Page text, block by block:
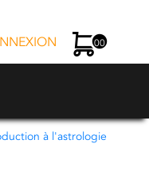
00
à l'astrologie